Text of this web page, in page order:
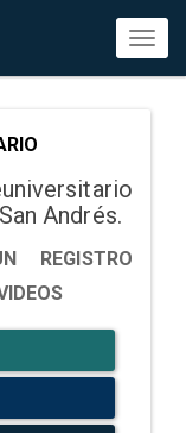
Andrés.
REGISTRO